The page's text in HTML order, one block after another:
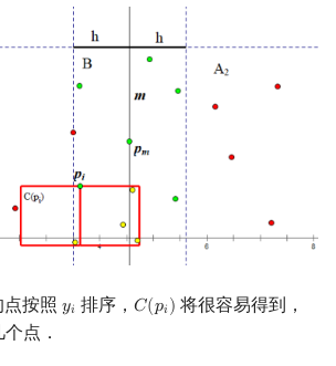
二次域
Pell 方程
点按照𝑦𝑖
yi 排序，𝐶(𝑝𝑖)
C(pi) 将很容易得到，
点．